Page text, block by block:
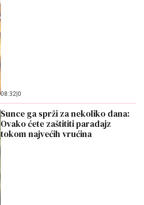
08:32 0
Sunce ga sprži za nekoliko dana:
Ovako ćete zaštititi paradajz
tokom najvećih vrućina